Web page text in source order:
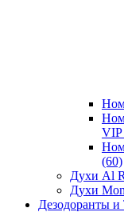
VIP
(60)
Духи Al
Духи
Дезодоранты и